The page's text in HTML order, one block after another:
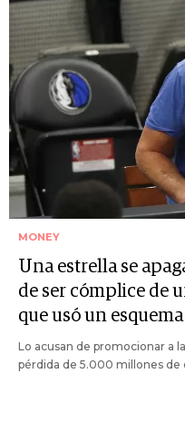
MONEY
Una estrella se
de ser cómplice de
que usó un
Lo acusan de promocionar a
pérdida de 5.000 millones de